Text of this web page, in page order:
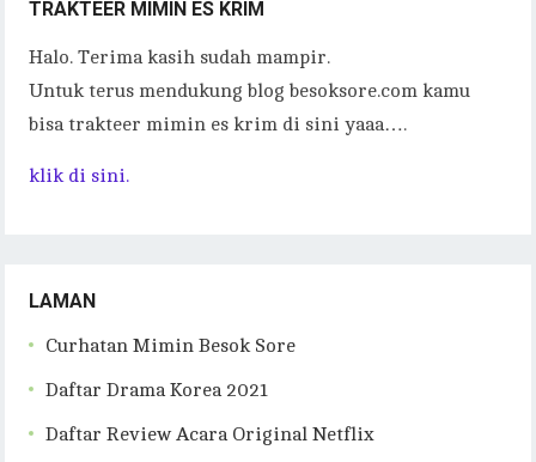
TRAKTEER MIMIN ES KRIM
Halo. Terima kasih sudah mampir.
Untuk terus mendukung blog besoksore.com kamu
bisa trakteer mimin es krim di sini yaaa….
klik di sini.
LAMAN
Curhatan Mimin Besok Sore
Daftar Drama Korea 2021
Daftar Review Acara Original Netflix